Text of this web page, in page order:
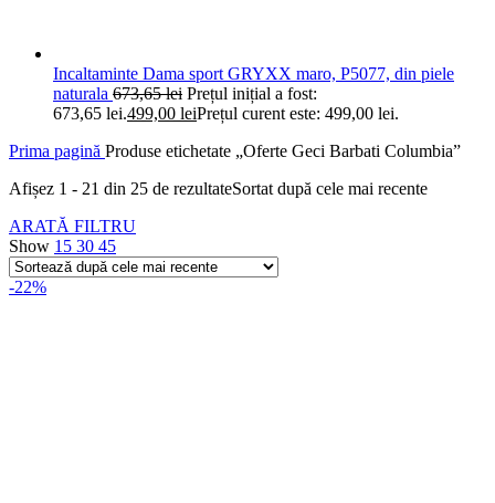
Incaltaminte Dama sport GRYXX maro, P5077, din piele
naturala 673,65lei Prețul inițial a fost:
673,65 lei.499,00 leiPrețul curent este: 499,00 lei.
Prima pagină Produse etichetate „Oferte Geci Barbati Columbia”
Afișez 1 - 21 din 25 de rezultateSortat după cele mai recente
ARATĂ FILTRU
Show 15 30 45
-22%